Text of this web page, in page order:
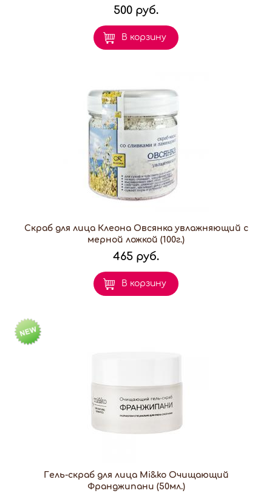
500 руб.
В корзину
Скраб для лица Клеона Овсянка увлажняющий с
мерной ложкой (100г.)
465 руб.
В корзину
Гель-скраб для лица Mi&ko Очищающий
Франджипани (50мл.)